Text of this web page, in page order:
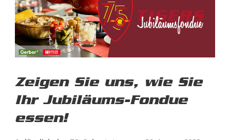
Zeigen Sie uns, wie Sie
Ihr Jubiläums-Fondue
essen!